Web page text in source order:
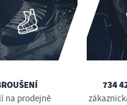
na prodejně
734